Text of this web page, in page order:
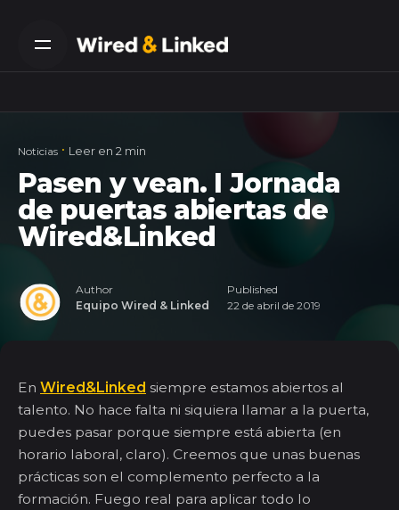
content
Noticias Leer en 2 min
Pasen y vean. I Jornada
de puertas abiertas de
Wired&Linked
Author
Equipo Wired & Linked
Published
22 de abril de 2019
En Wired&Linked siempre estamos abiertos al
talento. No hace falta ni siquiera llamar a la puerta,
puedes pasar porque siempre está abierta (en
horario laboral, claro). Creemos que unas buenas
prácticas son el complemento perfecto a la
formación. Fuego real para aplicar todo lo